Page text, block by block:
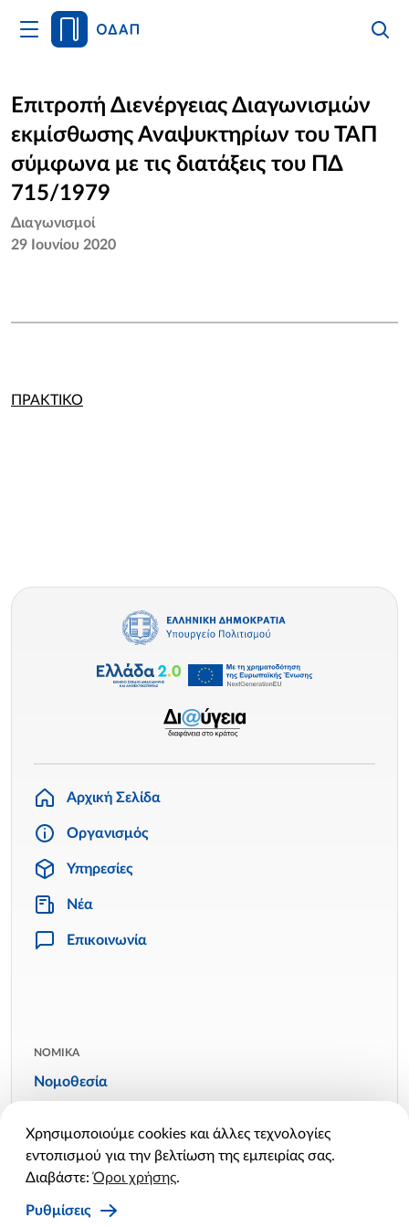
Άνοιγμα
Κυρίως
Αρχική
Οργανισμός
Υπηρεσίες
Νέα
Επιτροπή Διενέργειας Διαγωνισμών
εκμίσθωσης Αναψυκτηρίων του ΤΑΠ
σύμφωνα με τις διατάξεις του ΠΔ
715/1979
Διαγωνισμοί
29 Ιουνίου 2020
ΠΡΑΚΤΙΚΟ
Αρχική Σελίδα
Οργανισμός
Υπηρεσίες
Νέα
Επικοινωνία
ΝΟΜΙΚΑ
Νομοθεσία
Πολιτική απορρήτου
Πολιτική cookies
Χρησιμοποιούμε cookies και άλλες τεχνολογίες
εντοπισμού για την βελτίωση της εμπειρίας σας.
Διαβάστε:Όροι χρήσης.
Ρυθμίσεις